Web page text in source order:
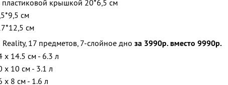
пластиковой крышкой 20*6,5 см
см
см
17 предметов, 7-слойное дно за 3990р. вместо 9990р.
x 14.5 см - 6.3 л
x 10 см - 3.1 л
x 8 см - 1.6 л